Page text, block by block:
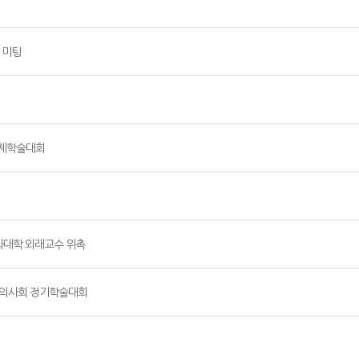
팅
학술대회
학 외래교수 위촉
사회 정기학술대회